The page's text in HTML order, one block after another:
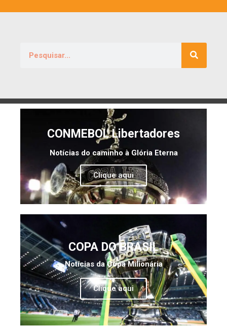
CONMEBOL Libertadores
Notícias do caminho à Glória Eterna
Clique aqui
COPA DO BRASIL
Notícias da Copa Milionária
Clique aqui